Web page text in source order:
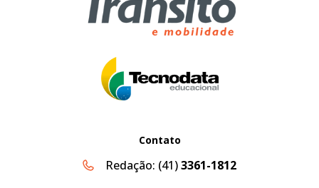
Contato
Redação: (41)3361-1812